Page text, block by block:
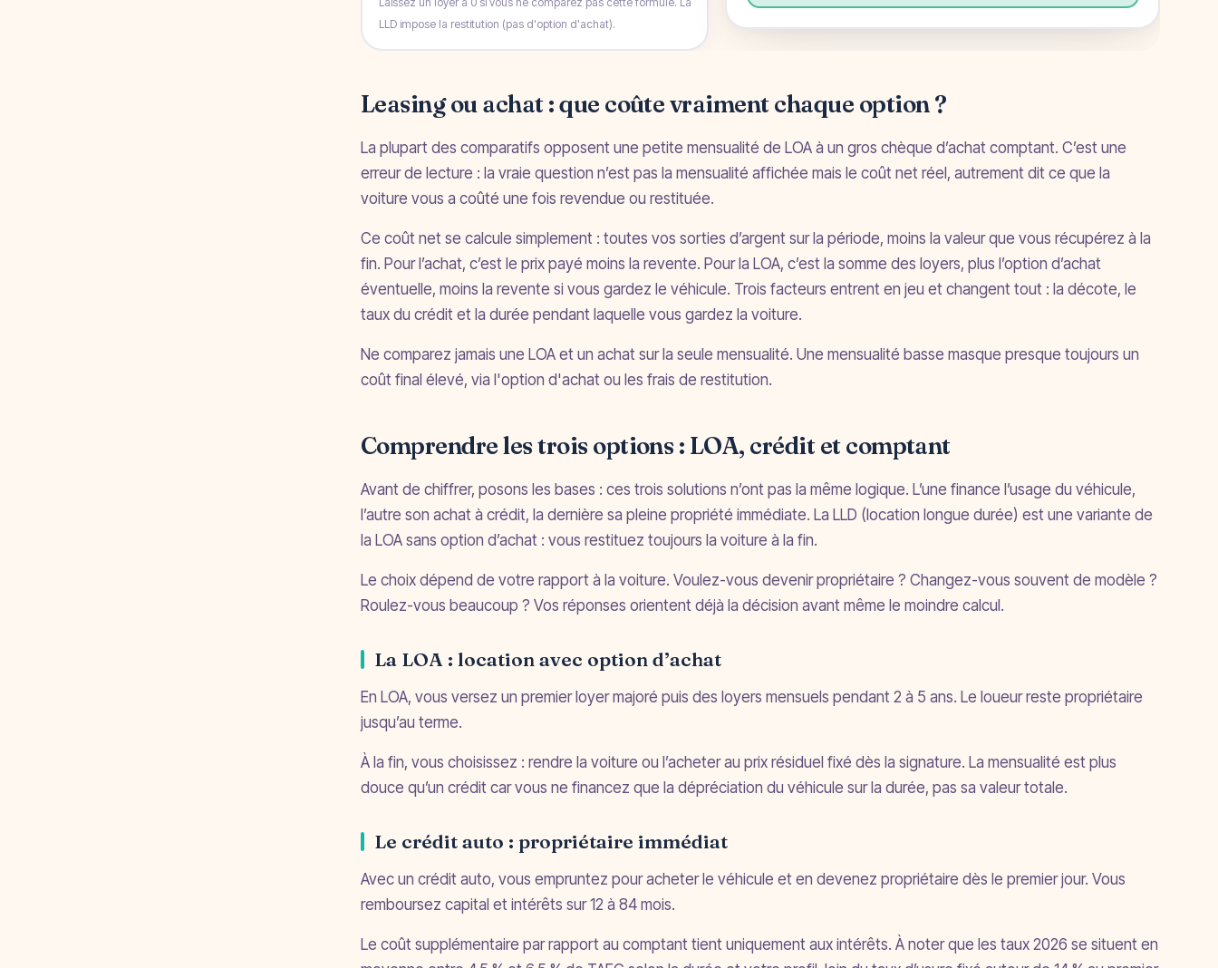
Leasing ou achat : que coûte vraiment chaque option ?
La plupart des comparatifs opposent une petite mensualité de LOA à un gros chèque d’achat comptant. C’est une
erreur de lecture : la vraie question n’est pas la mensualité affichée mais le coût net réel, autrement dit ce que la
voiture vous a coûté une fois revendue ou restituée.
Ce coût net se calcule simplement : toutes vos sorties d’argent sur la période, moins la valeur que vous récupérez à la
fin. Pour l’achat, c’est le prix payé moins la revente. Pour la LOA, c’est la somme des loyers, plus l’option d’achat
éventuelle, moins la revente si vous gardez le véhicule. Trois facteurs entrent en jeu et changent tout : la décote, le
taux du crédit et la durée pendant laquelle vous gardez la voiture.
Ne comparez jamais une LOA et un achat sur la seule mensualité. Une mensualité basse masque presque toujours un
coût final élevé, via l'option d'achat ou les frais de restitution.
Comprendre les trois options : LOA, crédit et comptant
Avant de chiffrer, posons les bases : ces trois solutions n’ont pas la même logique. L’une finance l’usage du véhicule,
l’autre son achat à crédit, la dernière sa pleine propriété immédiate. La LLD (location longue durée) est une variante de
la LOA sans option d’achat : vous restituez toujours la voiture à la fin.
Le choix dépend de votre rapport à la voiture. Voulez-vous devenir propriétaire ? Changez-vous souvent de modèle ?
Roulez-vous beaucoup ? Vos réponses orientent déjà la décision avant même le moindre calcul.
La LOA : location avec option d’achat
En LOA, vous versez un premier loyer majoré puis des loyers mensuels pendant 2 à 5 ans. Le loueur reste propriétaire
jusqu’au terme.
À la fin, vous choisissez : rendre la voiture ou l’acheter au prix résiduel fixé dès la signature. La mensualité est plus
douce qu’un crédit car vous ne financez que la dépréciation du véhicule sur la durée, pas sa valeur totale.
Le crédit auto : propriétaire immédiat
Avec un crédit auto, vous empruntez pour acheter le véhicule et en devenez propriétaire dès le premier jour. Vous
remboursez capital et intérêts sur 12 à 84 mois.
Le coût supplémentaire par rapport au comptant tient uniquement aux intérêts. À noter que les taux 2026 se situent en